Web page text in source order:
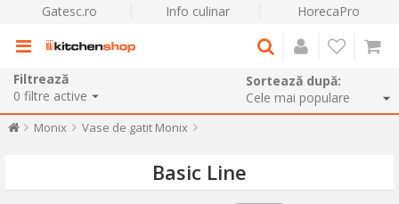
Gatesc.ro Info culinar HorecaPro
Filtrează
0 filtre active
Sortează după:
Monix Vase de gatit Monix
Basic Line